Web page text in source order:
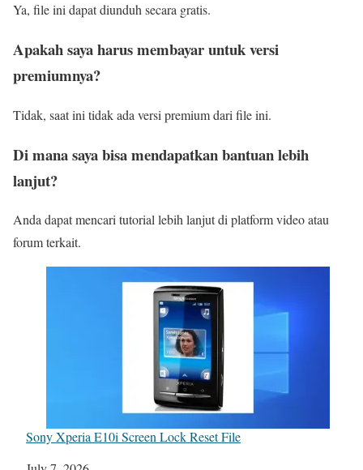
Ya, file ini dapat diunduh secara gratis.
Apakah saya harus membayar untuk versi
premiumnya?
Tidak, saat ini tidak ada versi premium dari file ini.
Di mana saya bisa mendapatkan bantuan lebih
lanjut?
Anda dapat mencari tutorial lebih lanjut di platform video atau
forum terkait.
Sony Xperia E10i Screen Lock Reset File